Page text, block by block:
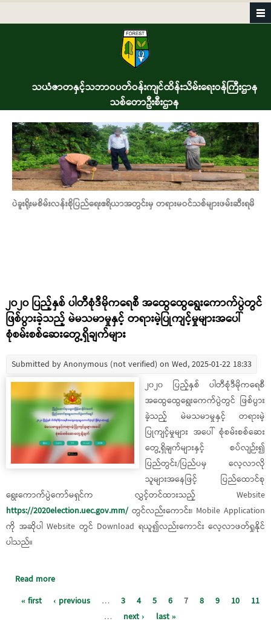
သယံဇာတနှင့်သဘာဝပတ်ဝန်းကျင်ထိန်းသိမ်းရေးဝန်ကြီးဌာန
သစ်တောဦးစီးဌာန
ပဲခူးရိုးမစိမ်းလန်းစိုပြည်ရေးဧရိယာအတွင်းမှ တရားမဝင်သစ်များဖမ်းဆီးရမိ
၂၀၂၀ ပြည့်နှစ် ပါတီစုံဒီမိုကရေစီ အထွေထွေရွေးကောက်ပွဲတွင်
ဖြစ်ပွားခဲ့သည့် မဲမသမာမှုနှင့် တရားမဲ့ပြုကျင့်မှုများအပေါ်
စုံစမ်းစစ်ဆေးတွေ့ရှိချက်များ
Submitted byAnonymous (not verified) on Wed, 2025-01-22 18:33
၂၀၂၀ ပြည့်နှစ် ပါတီစုံဒီမိုကရေစီ
အထွေထွေရွေးကေက်ပွဲတွင် ဖြစ်ပွား
ခဲ့သည့် မဲမသမာမှုနှင့် တရားမဲ့
ပြုကျင့်မှုများ အပေါ် စုံစမ်းစစ်ဆေး
တွေ့ရှိချက်များနှင့် စပ်လျဉ်း၍
ပြည်တွင်း/ပြည်ပမှ လေ့လာလို
သူများအနေဖြင့် ပြည်ထောင်စု
ရွေးကောက်ပွဲကော်မရှင်က လွှင့်တင်ထားသည့် Website
https://2020election.uec.gov.mm/တွင်လည်းကောင်း၊ Mobile Application
ကို အဆိုပါ Website တွင် Download ရယူ၍လည်းကောင်း လေ့လာဖတ်ရှုနိုင်
ပါသည်။
Read more
တွင် ဖြစ်ပွားခဲ့သည့် မဲမသမာမှုနှင့် တရားမဲ့ပြုကျင့်မှုများအပေါ်
စုံစမ်းစစ်ဆေးတွေ့ရှိချက်များ
Pages
« first ‹ previous … 3 4 5 6 7 8 9 10
11
…
next › last »